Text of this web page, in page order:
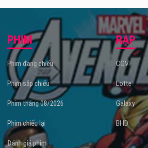
PHIM
Phim đang chiếu
Phim sắp chiếu
Phim tháng 08/2026
Phim chiếu lại
Đánh giá phim
RẠP
CGV
Lotte
Galaxy
BHD